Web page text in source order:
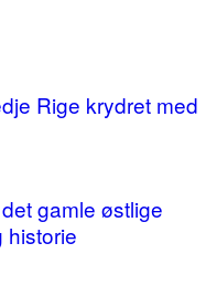
Rige krydret med
gamle østlige
historie